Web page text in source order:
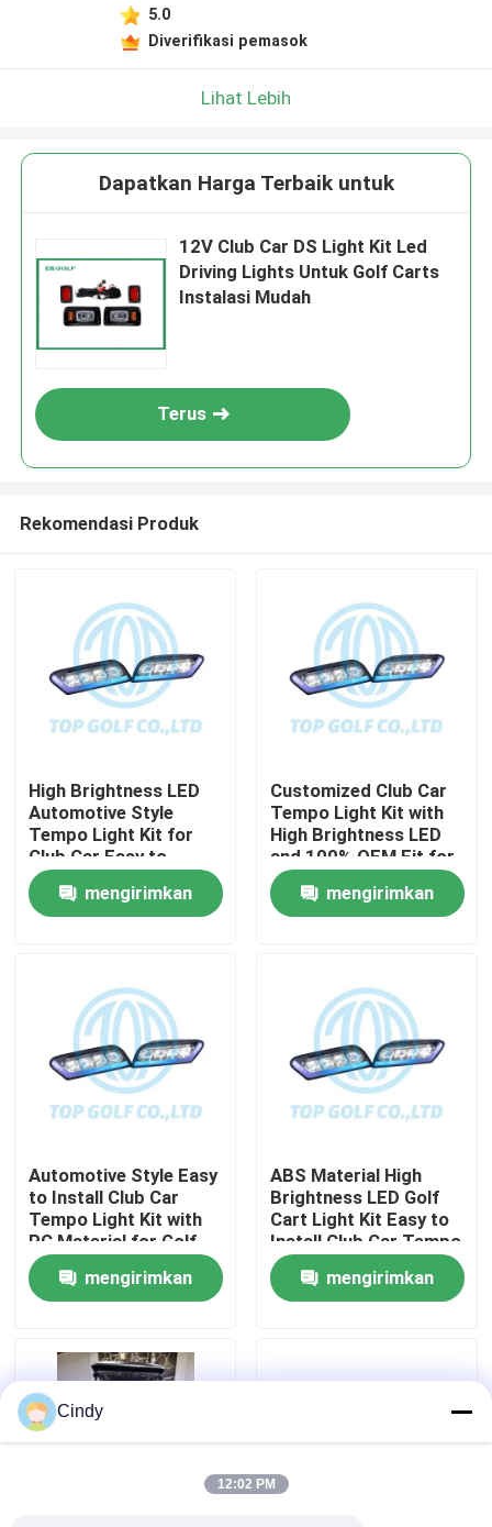
Rumah
Tentang kami
Tur Pabrik
Kontrol kualitas
Hubungi kami
Berita
Cermin Samping Kereta Golf
Penutup Roda Kereta Golf
5.0
Diverifikasi pemasok
Lihat Lebih
Dapatkan Harga Terbaik untuk
12V Club Car DS Light Kit Led
Driving Lights Untuk Golf Carts
Instalasi Mudah
Terus
Rekomendasi Produk
High Brightness LED
Automotive Style
Tempo Light Kit for
Club Car Easy to
Install Golf Cart LED
Light Kitmengirimkan
Customized Club Car
Tempo Light Kit with
High Brightness LED
and 100% OEM Fit for
Golf Cart
mengirimkan
Automotive Style Easy
to Install Club Car
Tempo Light Kit with
PC Material for Golf
Cart LED Light Kit
mengirimkan
ABS Material High
Brightness LED Golf
Cart Light Kit Easy to
Install Club Car Tempo
mengirimkan
Cindy
12:02 PM